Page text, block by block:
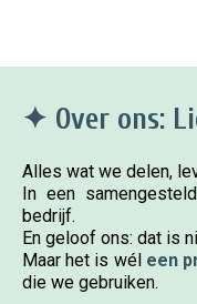
✦ Over ons:
Alles wat we delen,
In een
bedrijf.
En geloof ons: dat is
Maar het is wél een
die we gebruiken.